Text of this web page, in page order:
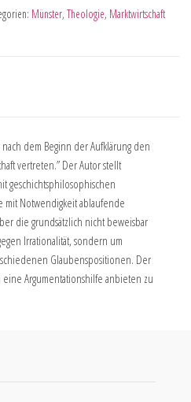
Münster, Theologie, Marktwirtschaft
dem Beginn der Aufklärung den
vertreten.” Der Autor stellt
geschichtsphilosophischen
mit Notwendigkeit ablaufende
die grundsätzlich nicht beweisbar
Irrationalität, sondern um
Glaubenspositionen. Der
Argumentationshilfe anbieten zu